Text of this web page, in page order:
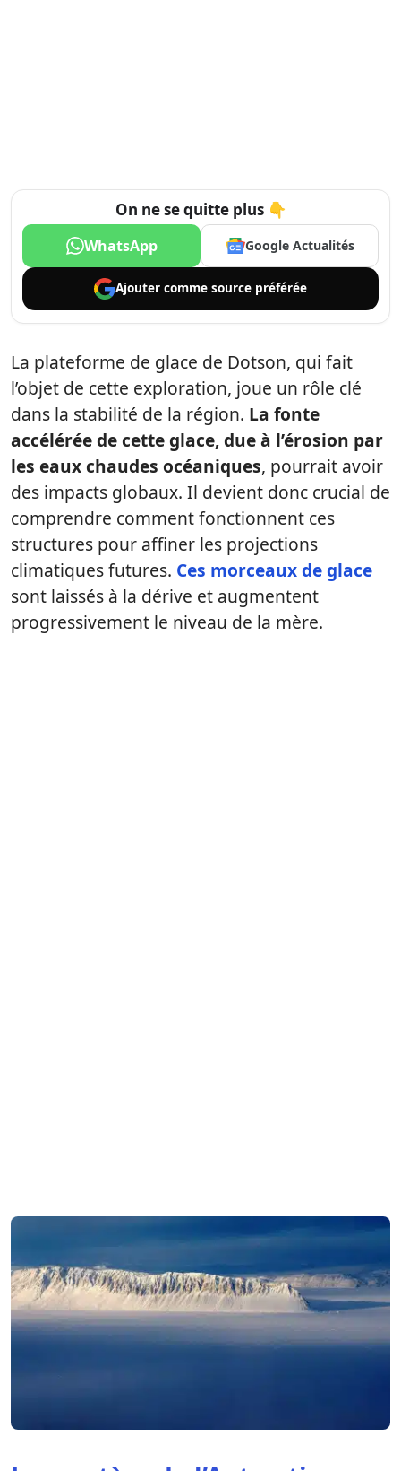
On ne se quitte plus 👇
WhatsApp Google Actualités
Ajouter comme source préférée
La plateforme de glace de Dotson, qui fait
l’objet de cette exploration, joue un rôle clé
dans la stabilité de la région. La fonte
accélérée de cette glace, due à l’érosion par
les eaux chaudes océaniques, pourrait avoir
des impacts globaux. Il devient donc crucial de
comprendre comment fonctionnent ces
structures pour affiner les projections
climatiques futures. Ces morceaux de glace
sont laissés à la dérive et augmentent
progressivement le niveau de la mère.